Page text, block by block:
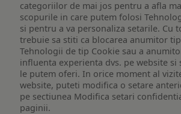
categoriilor de mai jos pentru a afla
scopurile in care putem folosi
si pentru a va personaliza setarile. Cu
trebuie sa stiti ca blocarea anumitor
Tehnologii de tip Cookie sau a
influenta experienta dvs. pe website si
le putem oferi. In orice moment al
website, puteti modifica o setare
pe sectiunea Modifica setari
paginii.